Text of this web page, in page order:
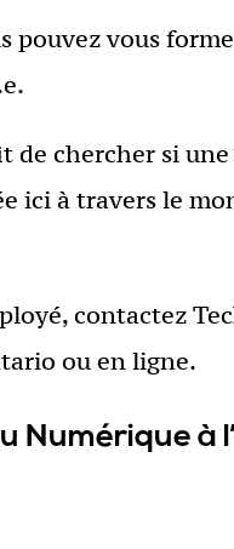
pouvez vous
de chercher si
ici à travers le
contactez
ou en ligne.
Numérique à